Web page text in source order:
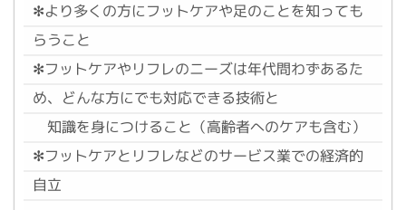
✻より多くの方にフットケアや足のことを知っても
らうこと
✻フットケアやリフレのニーズは年代問わずあるた
め、どんな方にでも対応できる技術と
知識を身につけること（高齢者へのケアも含む）
✻フットケアとリフレなどのサービス業での経済的
自立